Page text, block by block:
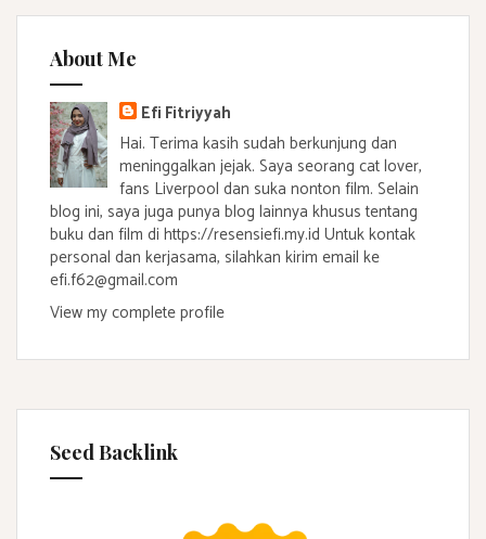
About Me
Efi Fitriyyah
Hai. Terima kasih sudah berkunjung dan
meninggalkan jejak. Saya seorang cat lover,
fans Liverpool dan suka nonton film. Selain
blog ini, saya juga punya blog lainnya khusus tentang
buku dan film di https://resensiefi.my.id Untuk kontak
personal dan kerjasama, silahkan kirim email ke
efi.f62@gmail.com
View my complete profile
Seed Backlink